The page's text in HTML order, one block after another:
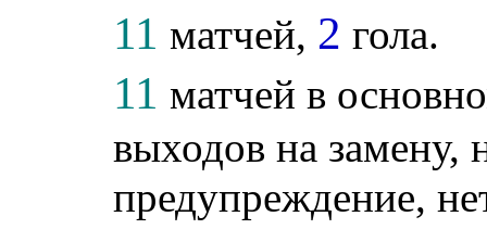
11 матчей, 2 гола.
11 матчей в
выходов на замену,
предупреждение,